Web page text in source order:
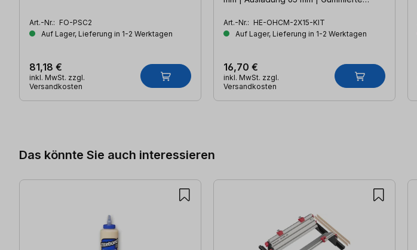
Art.-Nr.: FO-PSC2
Auf Lager, Lieferung in 1-2 Werktagen
81,18 €
inkl. MwSt. zzgl.
Versandkosten
Art.-Nr.: HE-OHCM-2X15-KIT
Auf Lager, Lieferung in 1-2 Werktagen
16,70 €
inkl. MwSt. zzgl.
Versandkosten
Das könnte Sie auch interessieren